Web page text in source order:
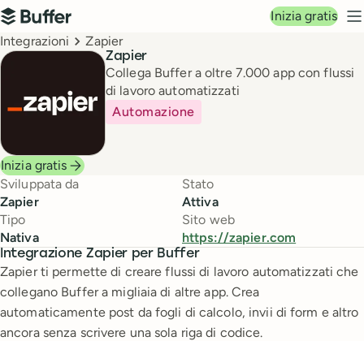
Navigazione principale
Buffer
Inizia gratis
Breadcrumbs
Integrazioni Zapier
Zapier
Collega Buffer a oltre 7.000 app con flussi
di lavoro automatizzati
Automazione
Inizia gratis
Sviluppata da
Zapier
Stato
Attiva
Tipo
Nativa
Sito web
https://zapier.com
Integrazione Zapier per Buffer
Zapier ti permette di creare flussi di lavoro automatizzati che
collegano Buffer a migliaia di altre app. Crea
automaticamente post da fogli di calcolo, invii di form e altro
ancora senza scrivere una sola riga di codice.